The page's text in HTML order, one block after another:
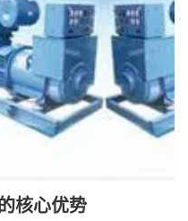
的核心优势